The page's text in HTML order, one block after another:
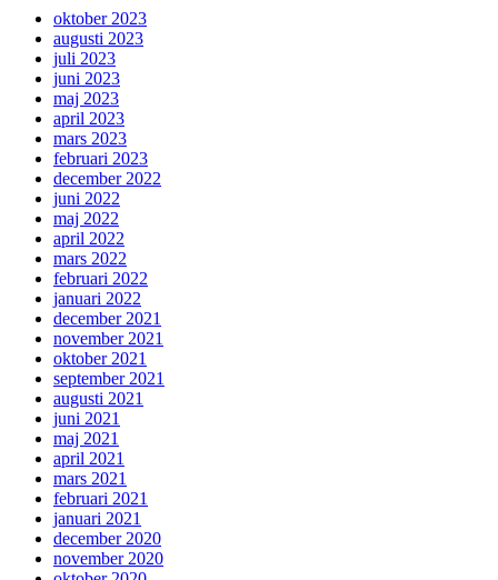
oktober 2023
augusti 2023
juli 2023
juni 2023
maj 2023
april 2023
mars 2023
februari 2023
december 2022
juni 2022
maj 2022
april 2022
mars 2022
februari 2022
januari 2022
december 2021
november 2021
oktober 2021
september 2021
augusti 2021
juni 2021
maj 2021
april 2021
mars 2021
februari 2021
januari 2021
december 2020
november 2020